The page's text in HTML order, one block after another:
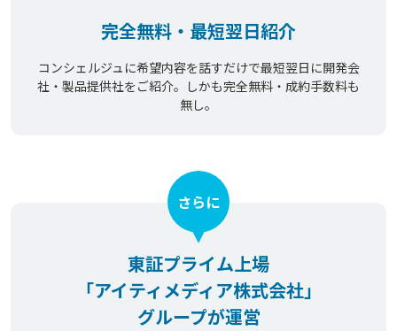
完全無料・最短翌日紹介
コンシェルジュに希望内容を話すだけで最短翌日に開発会
社・製品提供社をご紹介。しかも完全無料・成約手数料も
無し。
東証プライム上場
「アイティメディア株式会社」
グループが運営
さらに